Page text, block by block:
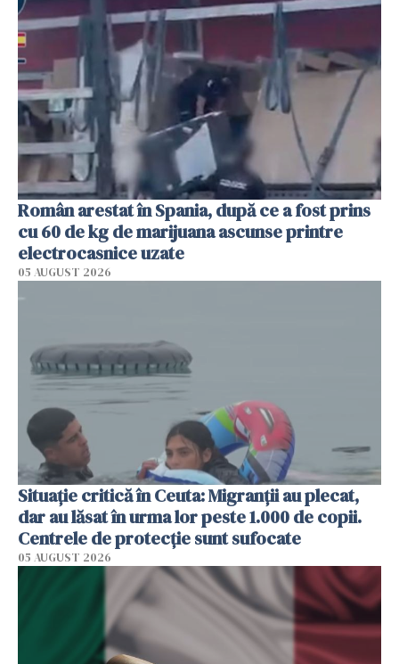
Român arestat în Spania, după ce a fost prins
cu 60 de kg de marijuana ascunse printre
electrocasnice uzate
05 AUGUST 2026
Situație critică în Ceuta: Migranții au plecat,
dar au lăsat în urma lor peste 1.000 de copii.
Centrele de protecție sunt sufocate
05 AUGUST 2026